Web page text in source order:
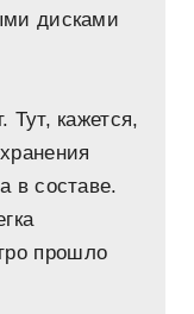
дисками
Тут, кажется,
в составе.
прошло